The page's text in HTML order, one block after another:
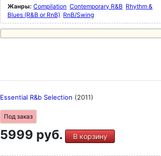
Жанры: Compilation Contemporary R&B Rhythm &
Blues (R&B or RnB) RnB/Swing
Essential R&b Selection (2011)
Под заказ
5999 руб. В корзину